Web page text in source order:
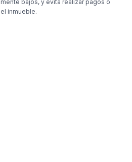
bajos, y evita realizar pagos o
inmueble.